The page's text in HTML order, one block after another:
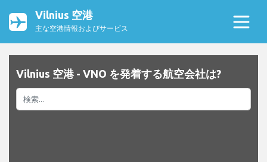
Vilnius 空港
主な空港情報およびサービス
Vilnius 空港 - VNO を発着する航空会社は?